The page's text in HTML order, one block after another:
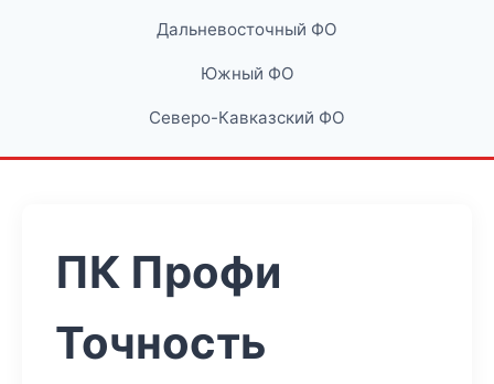
Дальневосточный ФО
Южный ФО
Северо-Кавказский ФО
ПК Профи
Точность